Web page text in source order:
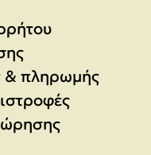
& πληρωμής